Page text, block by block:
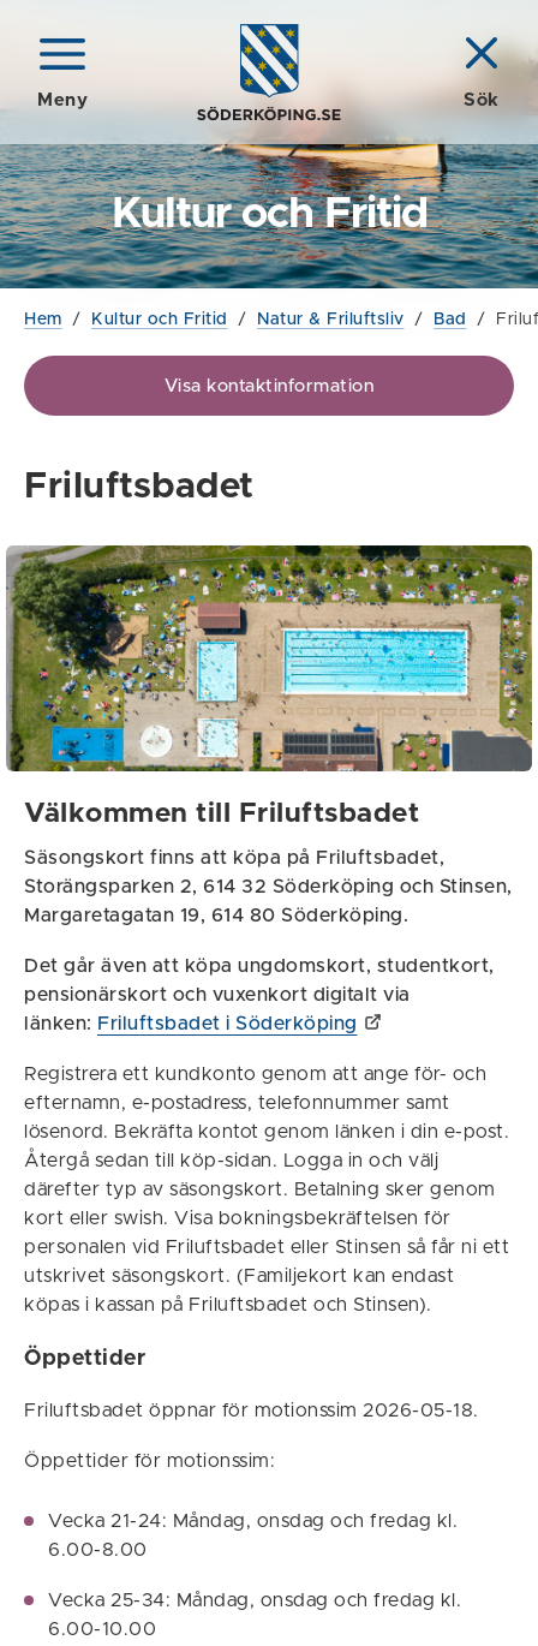
Meny Sök
Kultur och Fritid
Hem / Kultur och Fritid / Natur & Friluftsliv / Bad /
Visa kontaktinformation
Friluftsbadet
Välkommen till Friluftsbadet
Säsongskort finns att köpa på Friluftsbadet,
Storängsparken 2, 614 32 Söderköping och Stinsen,
Margaretagatan 19, 614 80 Söderköping.
Det går även att köpa ungdomskort, studentkort,
pensionärskort och vuxenkort digitalt via
länken: Friluftsbadet i Söderköping
Registrera ett kundkonto genom att ange för- och
efternamn, e-postadress, telefonnummer samt
lösenord. Bekräfta kontot genom länken i din e-post.
Återgå sedan till köp-sidan. Logga in och välj
därefter typ av säsongskort. Betalning sker genom
kort eller swish. Visa bokningsbekräftelsen för
personalen vid Friluftsbadet eller Stinsen så får ni ett
utskrivet säsongskort. (Familjekort kan endast
köpas i kassan på Friluftsbadet och Stinsen).
Öppettider
Friluftsbadet öppnar för motionssim 2026-05-18.
Öppettider för motionssim:
Vecka 21-24: Måndag, onsdag och fredag kl.
6.00-8.00
Vecka 25-34: Måndag, onsdag och fredag kl.
6.00-10.00